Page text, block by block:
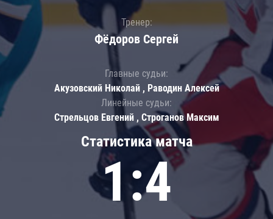
Статистика матча
1:4
Тренер:
Фёдоров Сергей
Главные судьи:
Акузовский Николай , Раводин Алексей
Линейные судьи:
Стрельцов Евгений , Строганов Максим